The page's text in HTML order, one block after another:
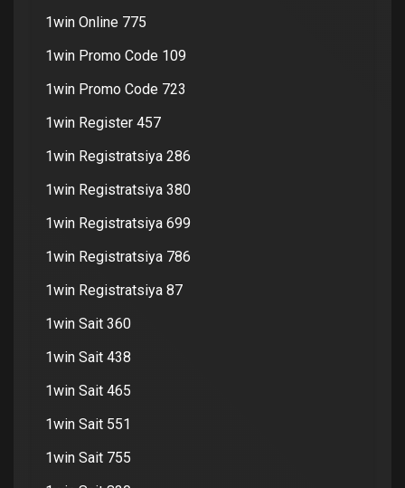
1win Online 775
1win Promo Code 109
1win Promo Code 723
1win Register 457
1win Registratsiya 286
1win Registratsiya 380
1win Registratsiya 699
1win Registratsiya 786
1win Registratsiya 87
1win Sait 360
1win Sait 438
1win Sait 465
1win Sait 551
1win Sait 755